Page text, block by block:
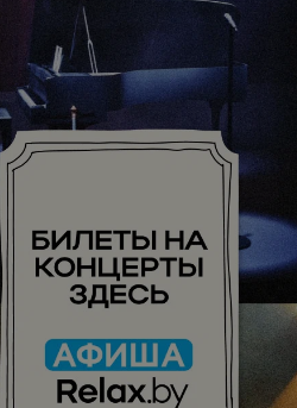
Массаж для беременных
(кроме лечебного)
Цена по запросу